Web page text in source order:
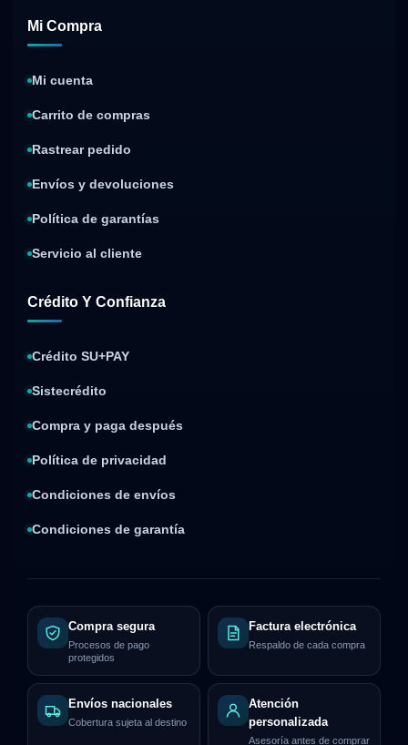
Mi Compra
Mi cuenta
Carrito de compras
Rastrear pedido
Envíos y devoluciones
Política de garantías
Servicio al cliente
Crédito Y Confianza
Crédito SU+PAY
Sistecrédito
Compra y paga después
Política de privacidad
Condiciones de envíos
Condiciones de garantía
Compra segura
Procesos de pago
protegidos
Factura electrónica
Respaldo de cada compra
Envíos nacionales
Cobertura sujeta al destino
Atención
personalizada
Asesoría antes de comprar